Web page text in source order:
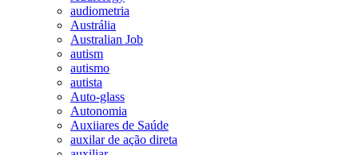
audiometria
Austrália
Australian Job
autism
autismo
autista
Auto-glass
Autonomia
Auxiiares de Saúde
auxilar de ação direta